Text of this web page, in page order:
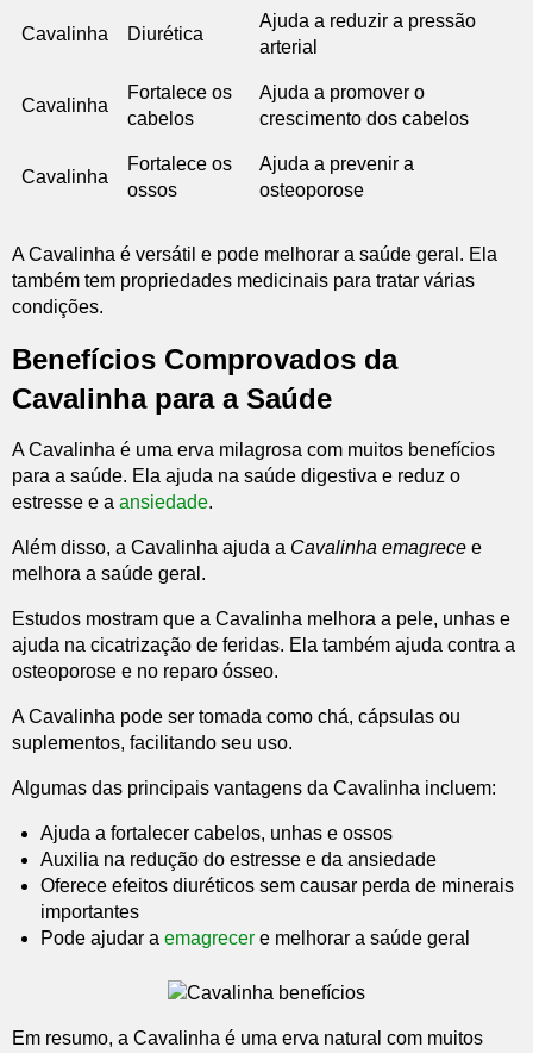
Cavalinha Diurética
Ajuda a reduzir a pressão
arterial
Cavalinha
Fortalece os
cabelos
Ajuda a promover o
crescimento dos cabelos
Cavalinha
Fortalece os
ossos
Ajuda a prevenir a
osteoporose
A Cavalinha é versátil e pode melhorar a saúde geral. Ela
também tem propriedades medicinais para tratar várias
condições.
Benefícios Comprovados da
Cavalinha para a Saúde
A Cavalinha é uma erva milagrosa com muitos benefícios
para a saúde. Ela ajuda na saúde digestiva e reduz o
estresse e a ansiedade.
Além disso, a Cavalinha ajuda a Cavalinha emagrece e
melhora a saúde geral.
Estudos mostram que a Cavalinha melhora a pele, unhas e
ajuda na cicatrização de feridas. Ela também ajuda contra a
osteoporose e no reparo ósseo.
A Cavalinha pode ser tomada como chá, cápsulas ou
suplementos, facilitando seu uso.
Algumas das principais vantagens da Cavalinha incluem:
Ajuda a fortalecer cabelos, unhas e ossos
Auxilia na redução do estresse e da ansiedade
Oferece efeitos diuréticos sem causar perda de minerais
importantes
Pode ajudar a emagrecer e melhorar a saúde geral
Em resumo, a Cavalinha é uma erva natural com muitos